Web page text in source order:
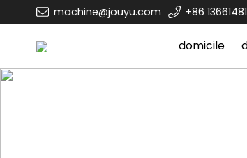
machine@jouyu.com +86
domicile